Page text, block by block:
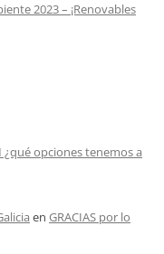
2023 – ¡Renovables
¿qué opciones tenemos a
en GRACIAS por lo